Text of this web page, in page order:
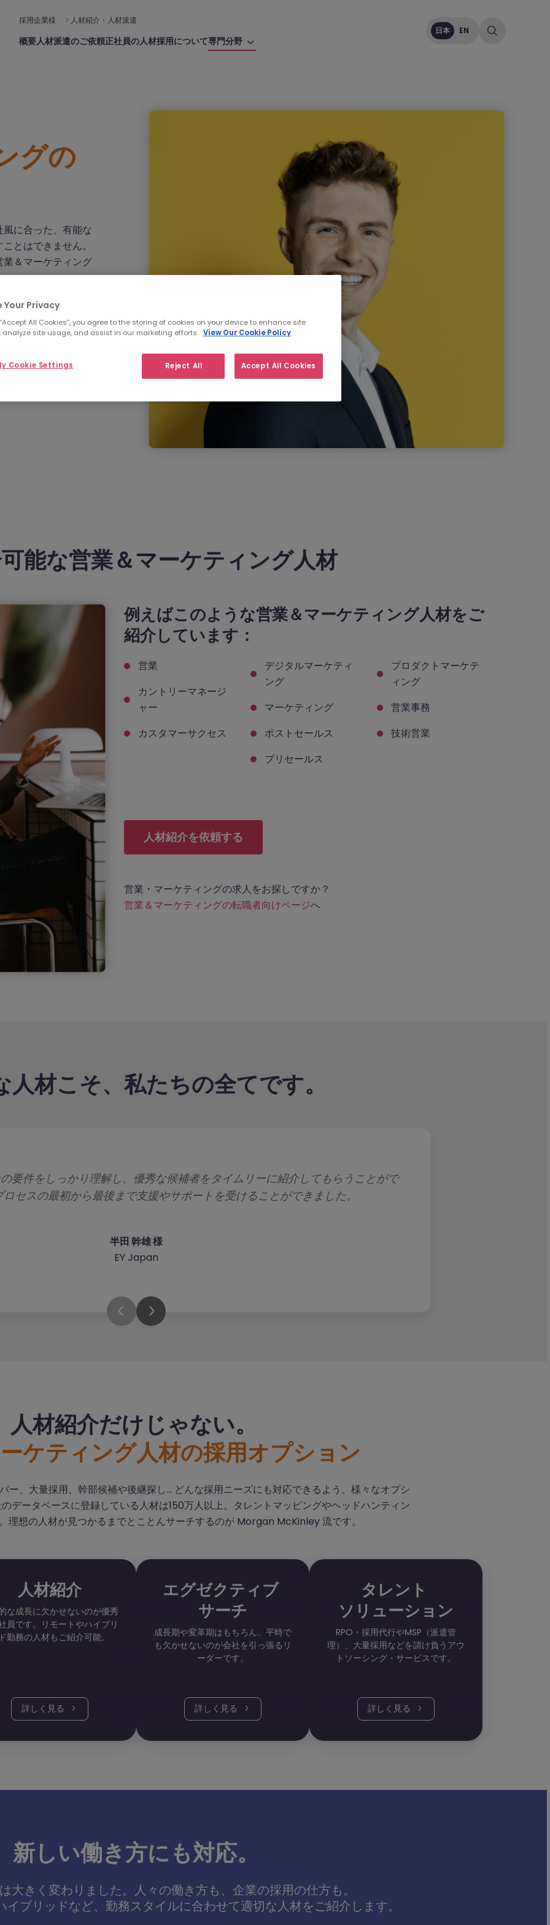
採用企業様 人材紹介・人材派遣
概要人材派遣のご依頼正社員の人材採用について専門分野
日本 EN
グの
に合った、有能な
とはできません。
＆マーケティング
クセス
能な営業＆マーケティング人材
例えばこのような営業＆マーケティング人材をご
紹介しています：
営業
カントリーマネージ
ャー
カスタマーサクセス
デジタルマーケティ
ング
マーケティング
ポストセールス
プリセールス
プロダクトマーケテ
ィング
営業事務
技術営業
人材紹介を依頼する
営業・マーケティングの求人をお探しですか？
営業＆マーケティングの転職者向けページへ
人材こそ、私たちの全てです。
件をしっかり理解し、優秀な候補者をタイムリーに紹介してもらうことがで
セスの最初から最後まで支援やサポートを受けることができました。
半田 幹雄 様
EY Japan
人材紹介だけじゃない。
ケティング人材の採用オプション
ー、大量採用、幹部候補や後継探し… どんな採用ニーズにも対応できるよう、様々なオプシ
データベースに登録している人材は150万人以上。タレントマッピングやヘッドハンティン
理想の人材が見つかるまでとことんサーチするのが Morgan McKinley 流です。
人材紹介
な成長に欠かせないのが優秀
員です。リモートやハイブリ
勤務の人材もご紹介可能。
詳しく見る
エグゼクティブ
サーチ
成長期や変革期はもちろん、平時で
も欠かせないのが会社を引っ張るリ
ーダーです。
詳しく見る
タレント
ソリューション
RPO・採用代行やMSP（派遣管
理）、大量採用などを請け負うアウ
トソーシング・サービスです。
詳しく見る
新しい働き方にも対応。
大きく変わりました。人々の働き方も、企業の採用の仕方も。
ブリッドなど、勤務スタイルに合わせて適切な人材をご紹介します。
Your Privacy
All Cookies”, you agree to the storing of cookies on your device to enhance site
site usage, and assist in our marketing efforts. View Our Cookie Policy
Reject All Accept All Cookies
Cookie Settings